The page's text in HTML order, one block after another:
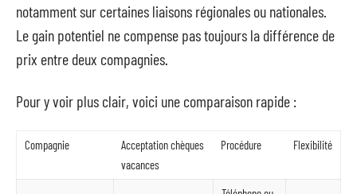
notamment sur certaines liaisons régionales ou nationales.
Le gain potentiel ne compense pas toujours la différence de
prix entre deux compagnies.
Pour y voir plus clair, voici une comparaison rapide :
Compagnie
Acceptation chèques
vacances
Procédure Flexibilité